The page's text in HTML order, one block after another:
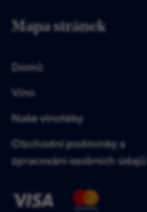
Mapa stránek
Domů
Víno
Naše vinotéky
Obchodní podmínky a
zpracování osobních údajů